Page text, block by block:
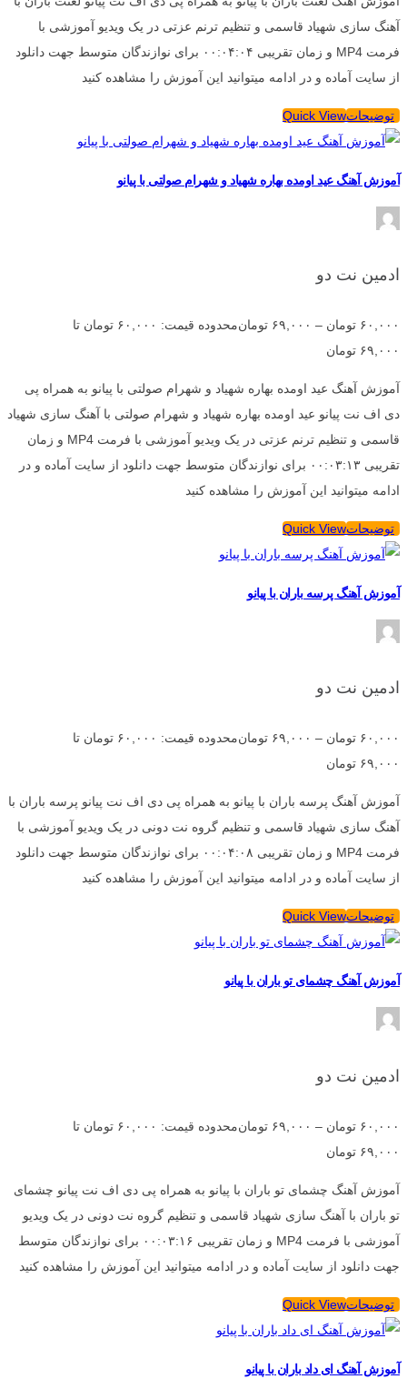
آهنگ سازی شهیاد قاسمی و تنظیم ترنم عزتی در یک ویدیو آموزشی با
فرمت MP4 و زمان تقریبی ۰۰:۰۴:۰۴ برای نوازندگان متوسط جهت دانلود
از سایت آماده و در ادامه میتوانید این آموزش را مشاهده کنید
توضیحاتQuick View
آموزش آهنگ عید اومده بهاره شهیاد و شهرام صولتی با پیانو
ادمین نت دو
۶۰,۰۰۰ تومان – ۶۹,۰۰۰ تومان
محدوده قیمت: ۶۰,۰۰۰ تومان تا
۶۹,۰۰۰ تومان
آموزش آهنگ عید اومده بهاره شهیاد و شهرام صولتی با پیانو به همراه پی
دی اف نت پیانو عید اومده بهاره شهیاد و شهرام صولتی با آهنگ سازی شهیاد
قاسمی و تنظیم ترنم عزتی در یک ویدیو آموزشی با فرمت MP4 و زمان
تقریبی ۰۰:۰۳:۱۳ برای نوازندگان متوسط جهت دانلود از سایت آماده و در
ادامه میتوانید این آموزش را مشاهده کنید
توضیحاتQuick View
آموزش آهنگ پرسه باران با پیانو
ادمین نت دو
۶۰,۰۰۰ تومان – ۶۹,۰۰۰ تومان
محدوده قیمت: ۶۰,۰۰۰ تومان تا
۶۹,۰۰۰ تومان
آموزش آهنگ پرسه باران با پیانو به همراه پی دی اف نت پیانو پرسه باران با
آهنگ سازی شهیاد قاسمی و تنظیم گروه نت دونی در یک ویدیو آموزشی با
فرمت MP4 و زمان تقریبی ۰۰:۰۴:۰۸ برای نوازندگان متوسط جهت دانلود
از سایت آماده و در ادامه میتوانید این آموزش را مشاهده کنید
توضیحاتQuick View
آموزش آهنگ چشمای تو باران با پیانو
ادمین نت دو
۶۰,۰۰۰ تومان – ۶۹,۰۰۰ تومان
محدوده قیمت: ۶۰,۰۰۰ تومان تا
۶۹,۰۰۰ تومان
آموزش آهنگ چشمای تو باران با پیانو به همراه پی دی اف نت پیانو چشمای
تو باران با آهنگ سازی شهیاد قاسمی و تنظیم گروه نت دونی در یک ویدیو
آموزشی با فرمت MP4 و زمان تقریبی ۰۰:۰۳:۱۶ برای نوازندگان متوسط
جهت دانلود از سایت آماده و در ادامه میتوانید این آموزش را مشاهده کنید
توضیحاتQuick View
آموزش آهنگ ای داد باران با پیانو